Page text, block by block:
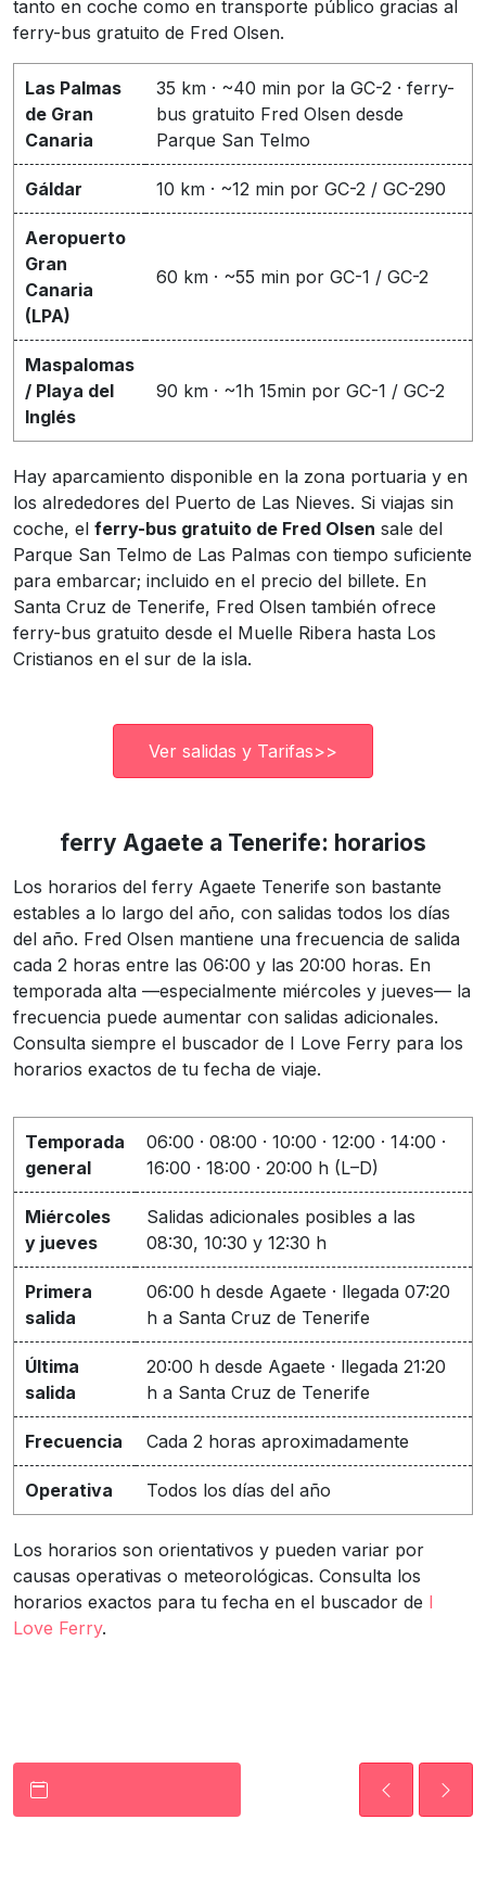
tanto en coche como en transporte público gracias al
ferry-bus gratuito de Fred Olsen.
Las Palmas
de Gran
Canaria
35 km · ~40 min por la GC-2 · ferry-
bus gratuito Fred Olsen desde
Parque San Telmo
Gáldar 10 km · ~12 min por GC-2 / GC-290
Aeropuerto
Gran
Canaria
(LPA)
60 km · ~55 min por GC-1 / GC-2
Maspalomas
/ Playa del
Inglés
90 km · ~1h 15min por GC-1 / GC-2
Hay aparcamiento disponible en la zona portuaria y en
los alrededores del Puerto de Las Nieves. Si viajas sin
coche, el ferry-bus gratuito de Fred Olsen sale del
Parque San Telmo de Las Palmas con tiempo suficiente
para embarcar; incluido en el precio del billete. En
Santa Cruz de Tenerife, Fred Olsen también ofrece
ferry-bus gratuito desde el Muelle Ribera hasta Los
Cristianos en el sur de la isla.
Ver salidas y Tarifas>>
ferry Agaete a Tenerife: horarios
Los horarios del ferry Agaete Tenerife son bastante
estables a lo largo del año, con salidas todos los días
del año. Fred Olsen mantiene una frecuencia de salida
cada 2 horas entre las 06:00 y las 20:00 horas. En
temporada alta —especialmente miércoles y jueves— la
frecuencia puede aumentar con salidas adicionales.
Consulta siempre el buscador de I Love Ferry para los
horarios exactos de tu fecha de viaje.
Temporada
general
06:00 · 08:00 · 10:00 · 12:00 · 14:00 ·
16:00 · 18:00 · 20:00 h (L–D)
Miércoles
y jueves
Salidas adicionales posibles a las
08:30, 10:30 y 12:30 h
Primera
salida
06:00 h desde Agaete · llegada 07:20
h a Santa Cruz de Tenerife
Última
salida
20:00 h desde Agaete · llegada 21:20
h a Santa Cruz de Tenerife
Frecuencia Cada 2 horas aproximadamente
Operativa Todos los días del año
Los horarios son orientativos y pueden variar por
causas operativas o meteorológicas. Consulta los
horarios exactos para tu fecha en el buscador de I
Love Ferry.